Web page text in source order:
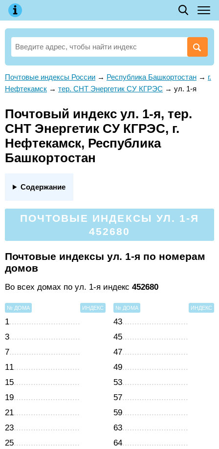
Почтовые индексы России → Республика Башкортостан → г.
Нефтекамск → тер. СНТ Энергетик СУ КГРЭС → ул. 1-я
Почтовый индекс ул. 1-я, тер.
СНТ Энергетик СУ КГРЭС, г.
Нефтекамск, Республика
Башкортостан
Содержание
ПОЧТОВЫЕ ИНДЕКСЫ УЛ. 1-Я
452680
Почтовые индексы ул. 1-я по номерам
домов
Во всех домах по ул. 1-я индекс 452680
№ ДОМА ИНДЕКС
1
3
7
11
15
19
21
23
25
№ ДОМА ИНДЕКС
43
45
47
49
53
57
59
63
64